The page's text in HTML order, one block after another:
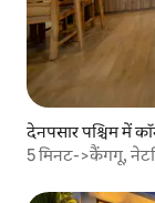
देनपसार पश्चिम में
5 मिनट->कैंगगू,